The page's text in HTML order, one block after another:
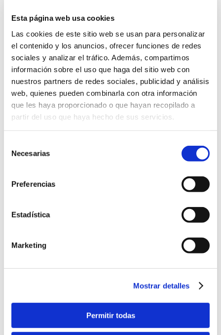
Esta página web usa cookies
Las cookies de este sitio web se usan para personalizar
el contenido y los anuncios, ofrecer funciones de redes
sociales y analizar el tráfico. Además, compartimos
información sobre el uso que haga del sitio web con
nuestros partners de redes sociales, publicidad y análisis
web, quienes pueden combinarla con otra información
que les haya proporcionado o que hayan recopilado a
partir del uso que haya hecho de sus servicios.
Necesarias
Preferencias
Estadística
Marketing
Mostrar detalles
Permitir todas
según su causa, por lo que puede
tratarse de
lubricantes,
antiinflamatorios, antibióticos…
En un principio la queratitis no
presenta gran gravedad, perosi no se
trata adecuadamente puede provocar
complicacionescomo úlceras
cornealeso cicatrices permanentes
Cirugía refractiva
Cirugía cataratas
Otros tratamientos